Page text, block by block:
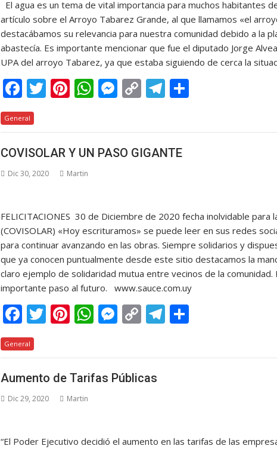
El agua es un tema de vital importancia para muchos habitantes
artículo sobre el Arroyo Tabarez Grande, al que llamamos «el
destacábamos su relevancia para nuestra comunidad debido a la
abastecía. Es importante mencionar que fue el diputado Jorge
UPA del arroyo Tabarez, ya que estaba siguiendo de cerca la
F
ac
e
b
o
o
T
itt
er
Pi
er
e
st
W
at
s
A
M
ss
e
n
C
p
y
Li
T
e
gr
a
m
General
COVISOLAR Y UN PASO GIGANTE
Dic 30, 2020 Martin
FELICITACIONES 30 de Diciembre de 2020 fecha inolvidable para
(COVISOLAR) «Hoy escrituramos» se puede leer en sus redes
para continuar avanzando en las obras. Siempre solidarios y
que ya conocen puntualmente desde este sitio destacamos la
claro ejemplo de solidaridad mutua entre vecinos de la comunidad.
importante paso al futuro. www.sauce.com.uy
F
ac
e
b
o
o
T
w
itt
er
Pi
nt
er
e
st
W
h
at
s
A
M
e
ss
e
n
C
o
p
y
Li
T
el
e m
General
Aumento de Tarifas Públicas
Dic 29, 2020 Martin
“El Poder Ejecutivo decidió el aumento en las tarifas de las